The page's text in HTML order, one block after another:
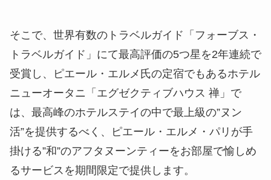
そこで、世界有数のトラベルガイド「フォーブス・
トラベルガイド」にて最高評価の5つ星を2年連続で
受賞し、ピエール・エルメ氏の定宿でもあるホテル
ニューオータニ「エグゼクティブハウス 禅」で
は、最高峰のホテルステイの中で最上級の”ヌン
活”を提供するべく、ピエール・エルメ・パリが手
掛ける”和”のアフタヌーンティーをお部屋で愉しめ
るサービスを期間限定で提供します。